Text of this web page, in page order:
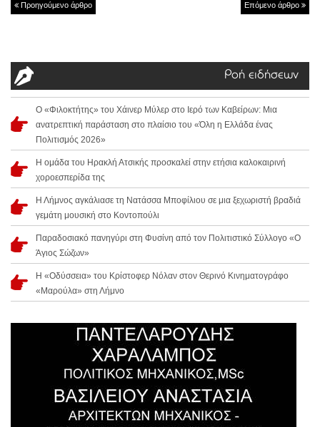
Προηγούμενο άρθρο Επόμενο άρθρο
Ροή ειδήσεων
Ο «Φιλοκτήτης» του Χάινερ Μύλερ στο Ιερό των Καβείρων: Μια
ανατρεπτική παράσταση στο πλαίσιο του «Όλη η Ελλάδα ένας
Πολιτισμός 2026»
Η ομάδα του Ηρακλή Ατσικής προσκαλεί στην ετήσια καλοκαιρινή
χοροεσπερίδα της
Η Λήμνος αγκάλιασε τη Νατάσσα Μποφίλιου σε μια ξεχωριστή βραδιά
γεμάτη μουσική στο Κοντοπούλι
Παραδοσιακό πανηγύρι στη Φυσίνη από τον Πολιτιστικό Σύλλογο «Ο
Άγιος Σώζων»
Η «Οδύσσεια» του Κρίστοφερ Νόλαν στον Θερινό Κινηματογράφο
«Μαρούλα» στη Λήμνο